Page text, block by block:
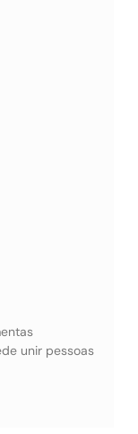
unir pessoas